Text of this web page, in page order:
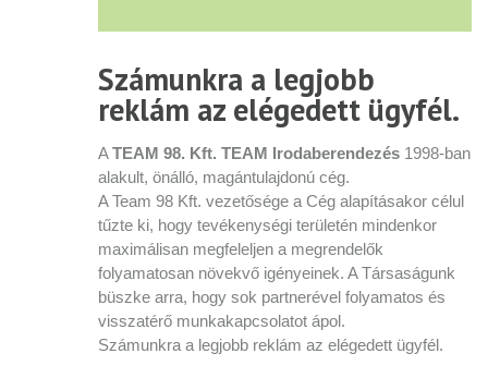
Számunkra a legjobb
reklám az elégedett ügyfél.
ATEAM 98. Kft. TEAM Irodaberendezés 1998-ban
alakult, önálló, magántulajdonú cég.
A Team 98 Kft. vezetősége a Cég alapításakor célul
tűzte ki, hogy tevékenységi területén mindenkor
maximálisan megfeleljen a megrendelők
folyamatosan növekvő igényeinek. A Társaságunk
büszke arra, hogy sok partnerével folyamatos és
visszatérő munkakapcsolatot ápol.
Számunkra a legjobb reklám az elégedett ügyfél.